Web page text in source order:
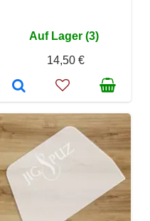
Auf Lager (3)
14,50 €